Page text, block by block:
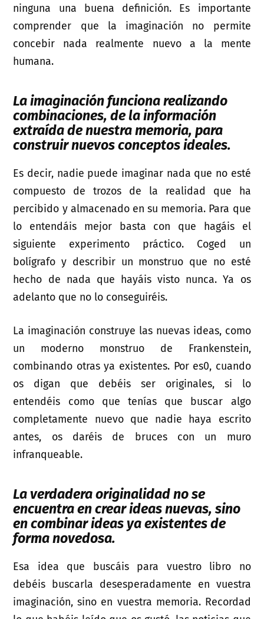
ninguna una buena definición. Es importante
comprender que la imaginación no permite
concebir nada realmente nuevo a la mente
humana.
La imaginación funciona realizando
combinaciones, de la información
extraída de nuestra memoria, para
construir nuevos conceptos ideales.
Es decir, nadie puede imaginar nada que no esté
compuesto de trozos de la realidad que ha
percibido y almacenado en su memoria. Para que
lo entendáis mejor basta con que hagáis el
siguiente experimento práctico. Coged un
bolígrafo y describir un monstruo que no esté
hecho de nada que hayáis visto nunca. Ya os
adelanto que no lo conseguiréis.
La imaginación construye las nuevas ideas, como
un moderno monstruo de Frankenstein,
combinando otras ya existentes. Por es0, cuando
os digan que debéis ser originales, si lo
entendéis como que tenías que buscar algo
completamente nuevo que nadie haya escrito
antes, os daréis de bruces con un muro
infranqueable.
La verdadera originalidad no se
encuentra en crear ideas nuevas, sino
en combinar ideas ya existentes de
forma novedosa.
Esa idea que buscáis para vuestro libro no
debéis buscarla desesperadamente en vuestra
imaginación, sino en vuestra memoria. Recordad